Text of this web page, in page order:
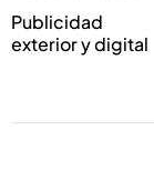
o
Publicidad
exterior y digital